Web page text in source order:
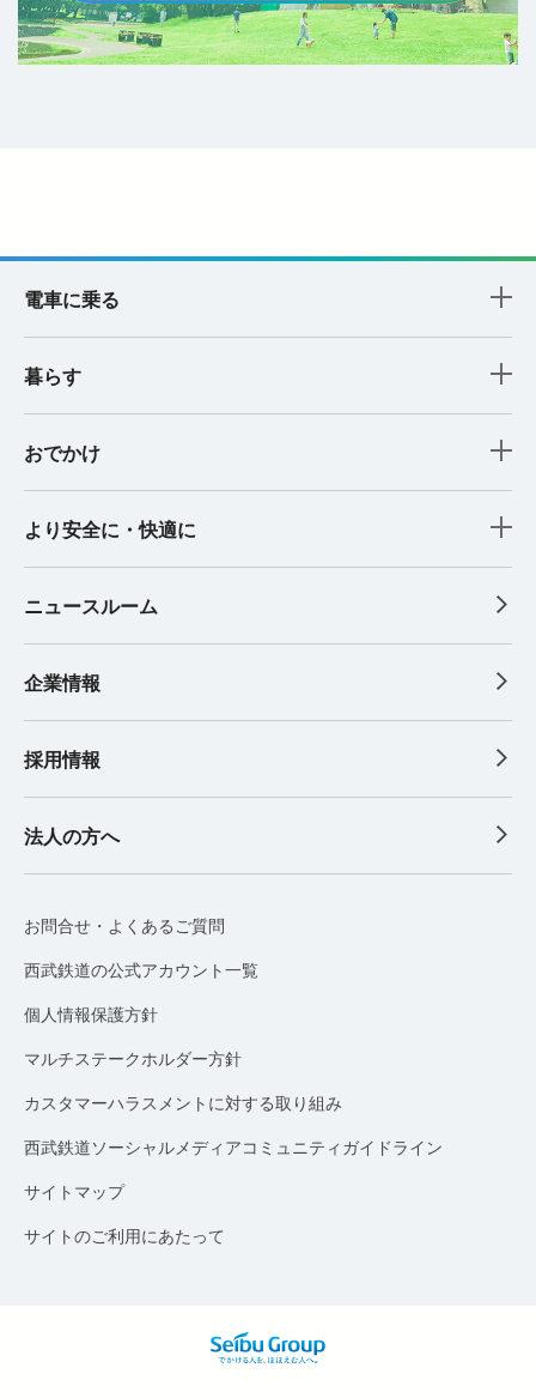
電車に乗る
暮らす
おでかけ
より安全に・快適に
ニュースルーム
企業情報
採用情報
法人の方へ
お問合せ・よくあるご質問
西武鉄道の公式アカウント一覧
個人情報保護方針
マルチステークホルダー方針
カスタマーハラスメントに対する取り組み
西武鉄道ソーシャルメディアコミュニティガイドライン
サイトマップ
サイトのご利用にあたって